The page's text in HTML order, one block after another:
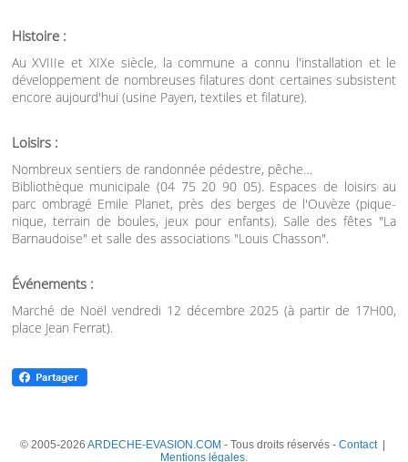
Histoire :
Au XVIIIe et XIXe siècle, la commune a connu l'installation et le
développement de nombreuses filatures dont certaines subsistent
encore aujourd'hui (usine Payen, textiles et filature).
Loisirs :
Nombreux sentiers de randonnée pédestre, pêche…
Bibliothèque municipale (04 75 20 90 05). Espaces de loisirs au
parc ombragé Emile Planet, près des berges de l'Ouvèze (pique-
nique, terrain de boules, jeux pour enfants). Salle des fêtes "La
Barnaudoise" et salle des associations "Louis Chasson".
Événements :
Marché de Noël vendredi 12 décembre 2025 (à partir de 17H00,
place Jean Ferrat).
© 2005-2026 ARDECHE-EVASION.COM - Tous droits réservés - Contact|
Mentions légales.